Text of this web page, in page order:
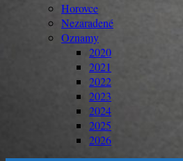
Horovce
Nezaradené
Oznamy
2020
2021
2022
2023
2024
2025
2026